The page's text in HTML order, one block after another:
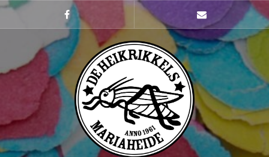
Naar
Facebook mailto